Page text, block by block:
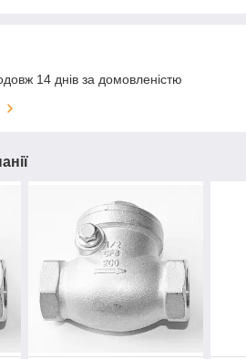
14 днів за домовленістю